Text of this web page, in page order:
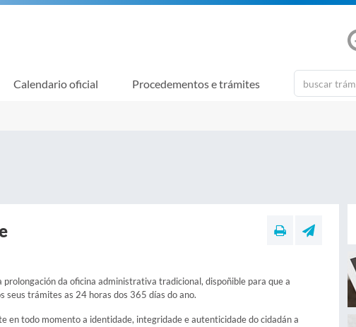
Calendario oficial Procedementos e trámites
prolongación da oficina administrativa tradicional, dispoñible para que a
seus trámites as 24 horas dos 365 días do ano.
en todo momento a identidade, integridade e autenticidade do cidadán a